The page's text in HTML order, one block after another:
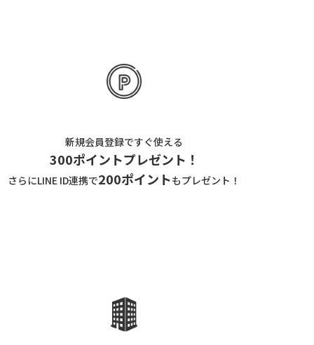
新規会員登録ですぐ使える
300ポイントプレゼント！
さらにLINE ID連携で200ポイントもプレゼント！